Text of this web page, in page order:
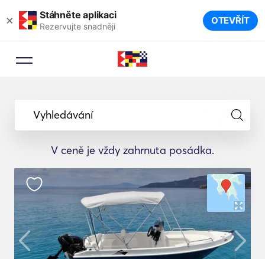
× Stáhněte aplikaci
Rezervujte snadněji OTEVŘÍT
Vyhledávání
V ceně je vždy zahrnuta posádka.